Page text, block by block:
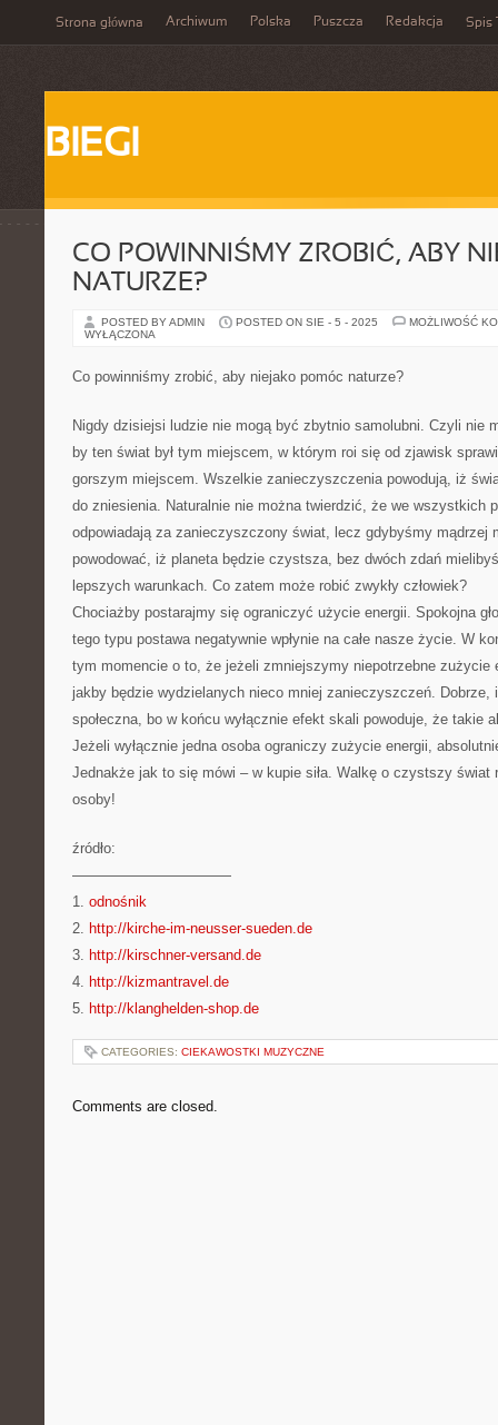
Strona główna Archiwum Polska Puszcza Redakcja Spis
BIEGI
CO POWINNIŚMY ZROBIĆ, ABY
NATURZE?
POSTED BY ADMIN POSTED ON SIE - 5 - 2025
MOŻLIWOŚĆ
WYŁĄCZONA
Co powinniśmy zrobić, aby niejako pomóc naturze?
Nigdy dzisiejsi ludzie nie mogą być zbytnio samolubni. Czyli nie
by ten świat był tym miejscem, w którym roi się od zjawisk
gorszym miejscem. Wszelkie zanieczyszczenia powodują, iż
do zniesienia. Naturalnie nie można twierdzić, że we wszystkich
odpowiadają za zanieczyszczony świat, lecz gdybyśmy mądrzej
powodować, iż planeta będzie czystsza, bez dwóch zdań
lepszych warunkach. Co zatem może robić zwykły człowiek?
Chociażby postarajmy się ograniczyć użycie energii. Spokojna
tego typu postawa negatywnie wpłynie na całe nasze życie. W
tym momencie o to, że jeżeli zmniejszymy niepotrzebne zużycie
jakby będzie wydzielanych nieco mniej zanieczyszczeń. Dobrze,
społeczna, bo w końcu wyłącznie efekt skali powoduje, że takie
Jeżeli wyłącznie jedna osoba ograniczy zużycie energii,
Jednakże jak to się mówi – w kupie siła. Walkę o czystszy świat
osoby!
źródło:
———————————
1. odnośnik
2. http://kirche-im-neusser-sueden.de
3. http://kirschner-versand.de
4. http://kizmantravel.de
5. http://klanghelden-shop.de
CATEGORIES: CIEKAWOSTKI MUZYCZNE
Comments are closed.